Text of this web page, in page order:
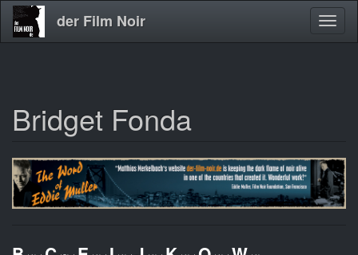
Direkt
zum
der Film Noir
Bridget Fonda